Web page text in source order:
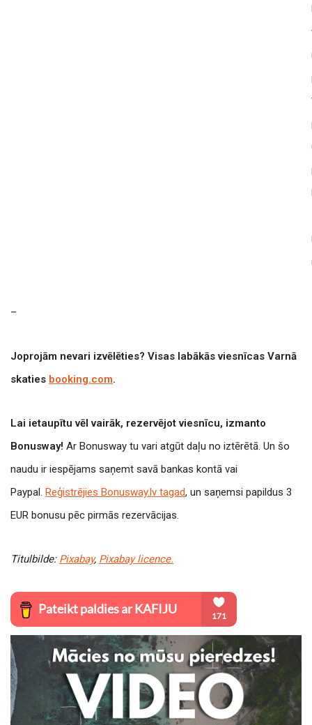
–
Joprojām nevari izvēlēties? Visas labākās viesnīcas Varnā
skaties booking.com.
Lai ietaupītu vēl vairāk, rezervējot viesnīcu, izmanto
Bonusway! Ar Bonusway tu vari atgūt daļu no iztērētā. Un šo
naudu ir iespējams saņemt savā bankas kontā vai
Paypal. Reģistrējies Bonusway.lv tagad, un saņemsi papildus 3
EUR bonusu pēc pirmās rezervācijas.
Titulbilde: Pixabay, Pixabay licence.